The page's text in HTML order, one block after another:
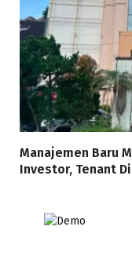
Manajemen Baru
Investor, Tenant